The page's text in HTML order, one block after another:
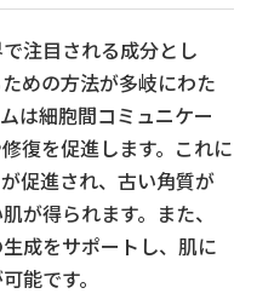
注目される成分とし
めの方法が多岐にわた
は細胞間コミュニケー
復を促進します。これに
促進され、古い角質が
が得られます。また、
成をサポートし、肌に
能です。